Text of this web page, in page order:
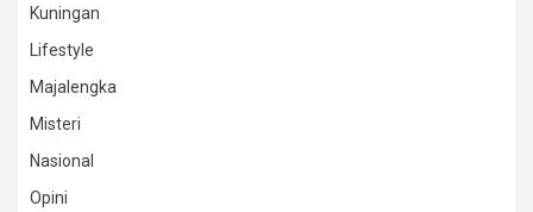
Kuningan
Lifestyle
Majalengka
Misteri
Nasional
Opini